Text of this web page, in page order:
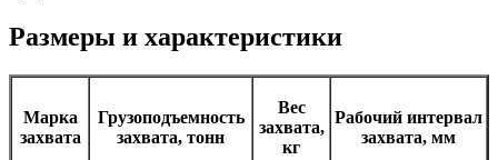
Размеры и характеристики
Марка
захвата
Грузоподъемность
захвата, тонн
Вес
захвата,
кг
Рабочий интервал
захвата, мм